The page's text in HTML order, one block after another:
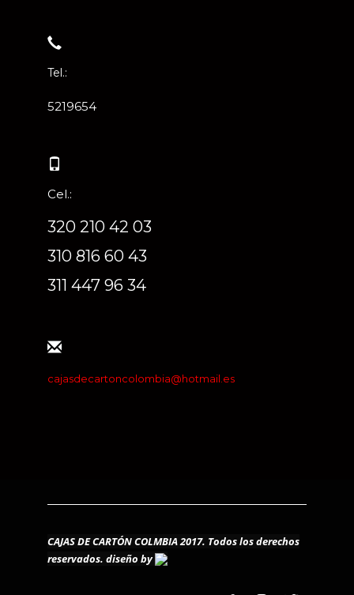
Tel.:
5219654
Cel.:
320 210 42 03
310 816 60 43
311 447 96 34
cajasdecartoncolombia@hotmail.es
CAJAS DE CARTÓN COLMBIA 2017. Todos los derechos
reservados. diseño by